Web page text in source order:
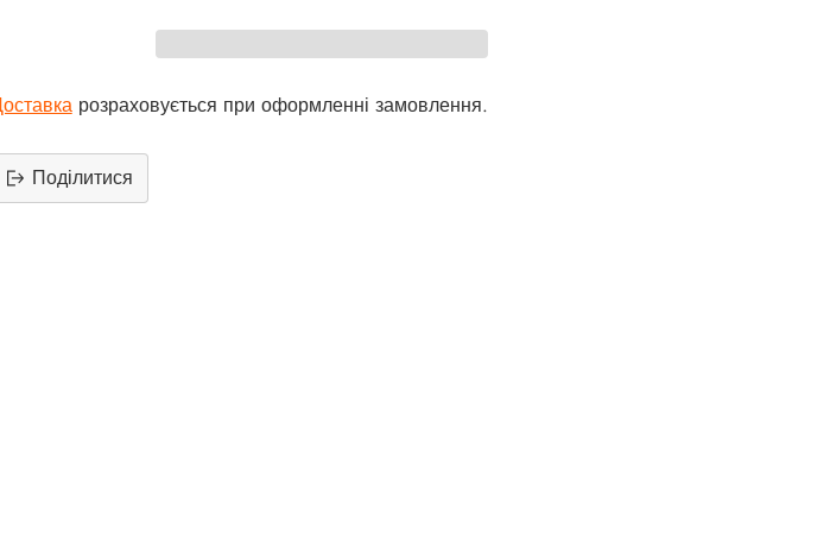
розраховується при оформленні замовлення.
Поділитися